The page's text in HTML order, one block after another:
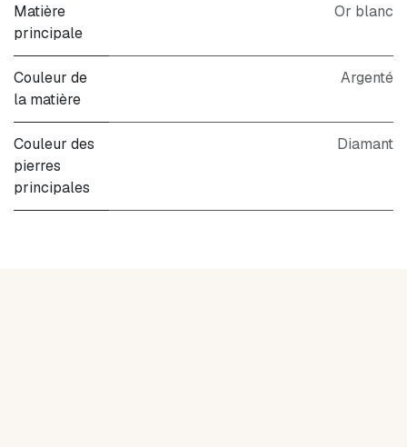
Matière
principale
Or blanc
Couleur de
la matière
Argenté
Couleur des
pierres
principales
Diamant